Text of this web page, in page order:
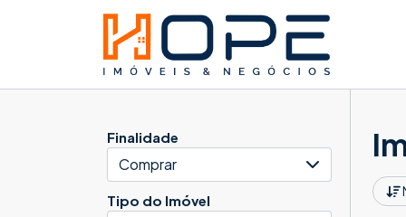
Finalidade
Comprar
Tipo do Imóvel